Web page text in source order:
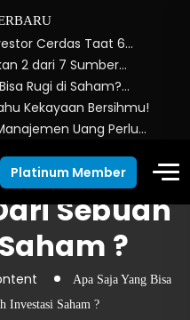
Cerdas Taat 6…
2 dari 7 Sumber…
Rugi di Saham?…
Kekayaan Bersihmu!
Uang Perlu…
Platinum Member
Bisa
Sebuah
?
Apa Saja Yang Bisa
Investasi Saham ?